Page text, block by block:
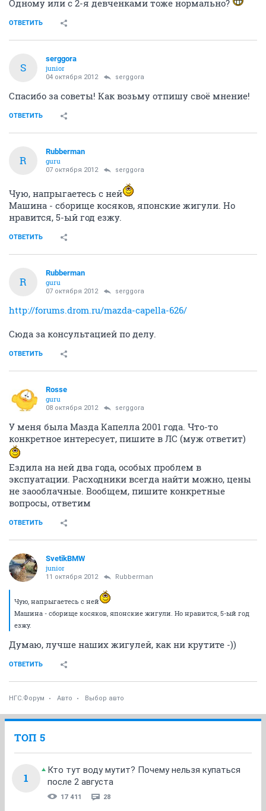
Одному или с 2-я девченками тоже нормально?
ОТВЕТИТЬ
S
serggora
junior
04 октября 2012 serggora
Спасибо за советы! Как возьму отпишу своё мнение!
ОТВЕТИТЬ
R
Rubberman
guru
07 октября 2012 serggora
Чую, напрыгаетесь с ней
Машина - сборище косяков, японские жигули. Но
нравится, 5-ый год езжу.
ОТВЕТИТЬ
R
Rubberman
guru
07 октября 2012 serggora
http://forums.drom.ru/mazda-capella-626/
Сюда за консультацией по делу.
ОТВЕТИТЬ
Rosse
guru
08 октября 2012 serggora
У меня была Мазда Капелла 2001 года. Что-то
конкретное интересует, пишите в ЛС (муж ответит)
Ездила на ней два года, особых проблем в
экспуатации. Расходники всегда найти можно, цены
не заооблачные. Вообщем, пишите конкретные
вопросы, ответим
ОТВЕТИТЬ
SvetikBMW
junior
11 октября 2012 Rubberman
Чую, напрыгаетесь с ней
Машина - сборище косяков, японские жигули. Но нравится, 5-ый год
езжу.
Думаю, лучше наших жигулей, как ни крутите -))
ОТВЕТИТЬ
НГС.Форум Авто Выбор авто
ТОП 5
1
Кто тут воду мутит? Почему нельзя купаться
после 2 августа
17 411 28